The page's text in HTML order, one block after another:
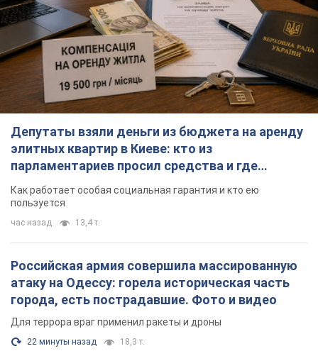
элитных квартир в Киеве: кто из
парламентариев просил средства и где
поселился
Как работает особая социальная гарантия и кто ею
пользуется
час назад 13,4 т.
Российская армия совершила массированную
атаку на Одессу: горела историческая часть
города, есть пострадавшие. Фото и видео
22 минуты назад
Под прицелом – Киев: разведка
предупреждает о масштабных атаках на
энергетику ко Дню независимости
Путинская армия наращивает темпы террора
2 часа назад 15,4 т.